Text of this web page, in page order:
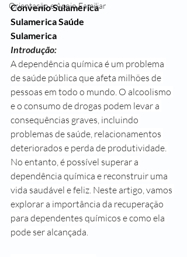
Orientação e Apoio Familiar
Convenio Sulamerica
Sulamerica Saúde
Sulamerica
Introdução:
A dependência química é um problema
de saúde pública que afeta milhões de
pessoas em todo o mundo. O alcoolismo
e o consumo de drogas podem levar a
consequências graves, incluindo
problemas de saúde, relacionamentos
deteriorados e perda de produtividade.
No entanto, é possível superar a
dependência química e reconstruir uma
vida saudável e feliz. Neste artigo, vamos
explorar a importância da recuperação
para dependentes químicos e como ela
pode ser alcançada.